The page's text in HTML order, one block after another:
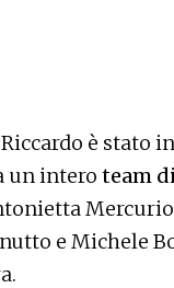
è stato
un intero team
e Michele